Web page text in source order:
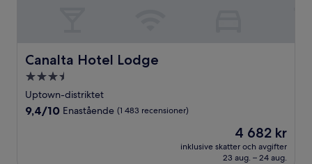
Canalta Hotel Lodge
Canalta Hotel Lodge
3.5-
stjärnigt
boende
Uptown-distriktet
9.4
9,4/10 Enastående (1 483 recensioner)
Priset
är
4 682 kr
4 682 kr
inklusive skatter och avgifter
23 aug. – 24 aug.